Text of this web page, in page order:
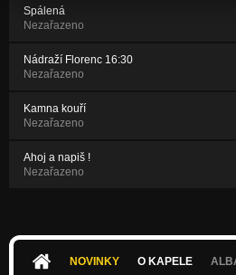
Spálená
Nezařazeno
Nádraží Florenc 16:30
Nezařazeno
Kamna kouří
Nezařazeno
Ahoj a napiš !
Nezařazeno
NOVINKY O KAPELE